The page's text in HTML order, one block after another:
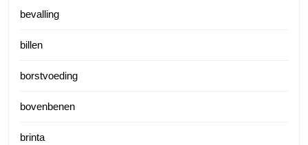
bevalling
billen
borstvoeding
bovenbenen
brinta